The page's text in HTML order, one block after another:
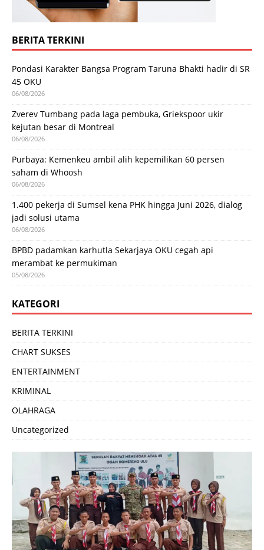
BERITA TERKINI
Pondasi Karakter Bangsa Program Taruna Bhakti hadir di SR
45 OKU
06/08/2026
Zverev Tumbang pada laga pembuka, Griekspoor ukir
kejutan besar di Montreal
06/08/2026
Purbaya: Kemenkeu ambil alih kepemilikan 60 persen
saham di Whoosh
06/08/2026
1.400 pekerja di Sumsel kena PHK hingga Juni 2026, dialog
jadi solusi utama
06/08/2026
BPBD padamkan karhutla Sekarjaya OKU cegah api
merambat ke permukiman
05/08/2026
KATEGORI
BERITA TERKINI
CHART SUKSES
ENTERTAINMENT
KRIMINAL
OLAHRAGA
Uncategorized